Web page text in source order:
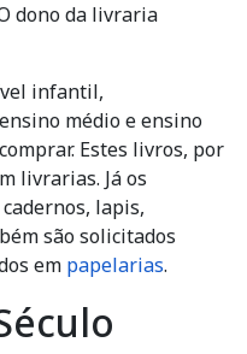
dono da livraria
infantil,
médio e ensino
Estes livros, por
livrarias. Já os
lapis,
são solicitados
em papelarias.